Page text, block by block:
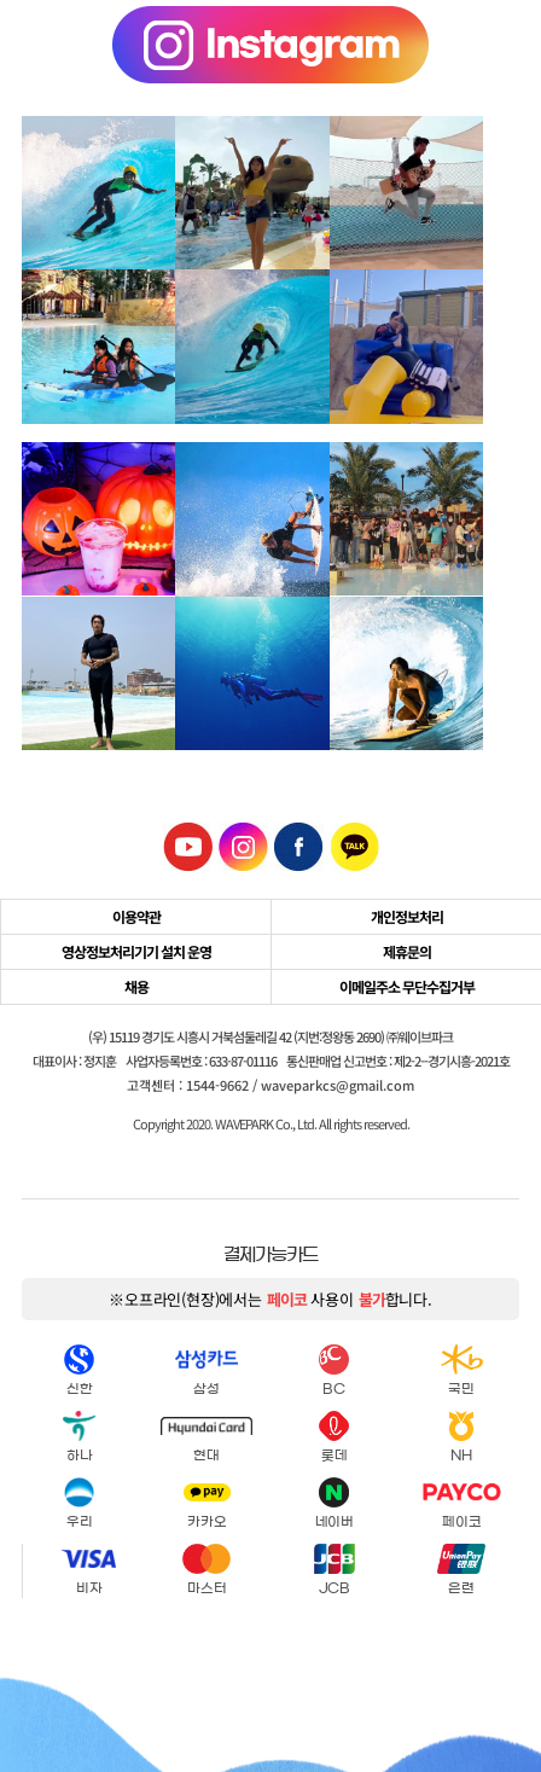
이용약관
개인정보처리
영상정보처리기기 설치 운영
제휴문의
채용
이메일주소 무단수집거부
(우) 15119 경기도 시흥시 거북섬둘레길 42 (지번:정왕동 2690) ㈜웨이브파크
대표이사 : 정지훈 사업자등록번호 : 633-87-01116 통신판매업 신고번호 : 제2-2--경기시흥-2021호
고객센터 : 1544-9662 / waveparkcs@gmail.com
Copyright 2020. WAVEPARK Co., Ltd. All rights reserved.
결제가능카드
※오프라인(현장)에서는 페이코사용이 불가합니다.
신한 삼성 BC 국민
하나 현대 롯데 NH
우리 카카오 네이버 페이코
비자 마스터 JCB 은련